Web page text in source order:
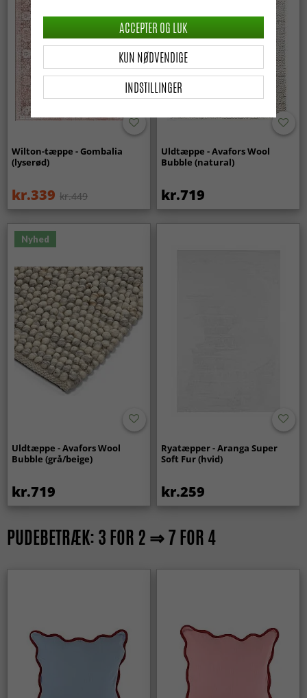
Wilton-tæppe - Gombalia
(lyserød)
kr.339 kr.449
Uldtæppe - Avafors Wool
Bubble (natural)
kr.719
Nyhed
Uldtæppe - Avafors Wool
Bubble (grå/beige)
kr.719
Ryatæpper - Aranga Super
Soft Fur (hvid)
kr.259
PUDEBETRÆK: 3 FOR 2 ⇒ 7 FOR 4
INDSTILLINGER
KUN NØDVENDIGE
ACCEPTER OG LUK